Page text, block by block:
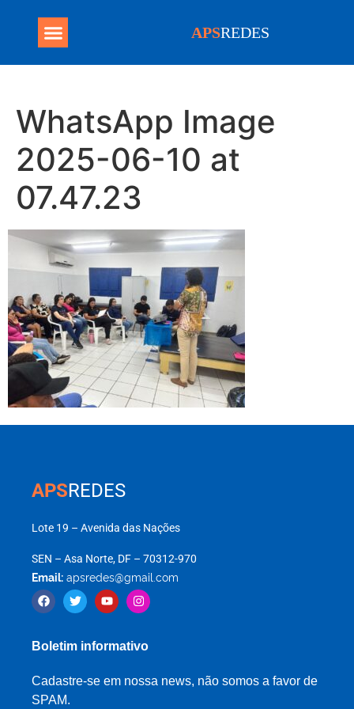
APSREDES
WhatsApp Image
2025-06-10 at
07.47.23
APSREDES
Lote 19 – Avenida das Nações
SEN – Asa Norte, DF – 70312-970
Email: apsredes@gmail.com
Boletim informativo
Cadastre-se em nossa news, não somos a favor de
SPAM.